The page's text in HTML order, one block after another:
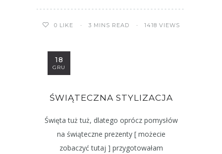
0 LIKE 3 MINS READ 1418 VIEWS
18
GRU
ŚWIĄTECZNA STYLIZACJA
Święta tuż tuż, dlatego oprócz pomysłów
na świąteczne prezenty [ możecie
zobaczyć tutaj ] przygotowałam